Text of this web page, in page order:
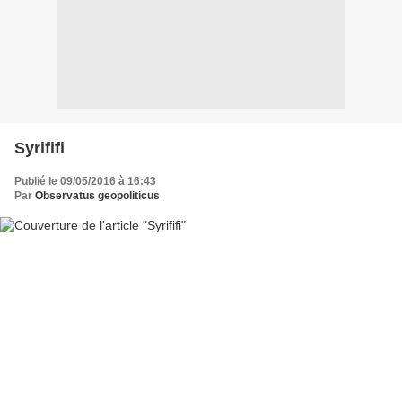
Syrififi
Publié le 09/05/2016 à 16:43
Par Observatus geopoliticus